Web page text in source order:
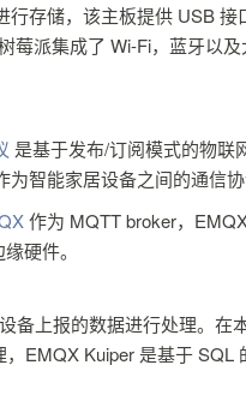
存储，该主板提供 USB 接
莓派集成了 Wi-Fi，蓝牙以及
是基于发布/订阅模式的物联
智能家居设备之间的通信协
作为 MQTT broker，
硬件。
备上报的数据进行处理。在
EMQX Kuiper 是基于 SQL